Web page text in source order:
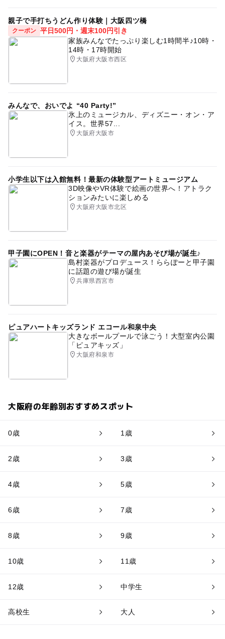
親子で手打ちうどん作り体験｜大阪四ツ橋
クーポン 平日500円・週末100円引き
家族みんなでたっぷり楽しむ1時間半♪10時・
14時・17時開始
大阪府大阪市西区
みんなで、おいでよ “40 Party!”
氷上のミュージカル、ディズニー・オン・ア
イス。世界57...
大阪府大阪市
小学生以下は入館無料！最新の体験型アートミュージアム
3D映像やVR体験で絵画の世界へ！アトラク
ションみたいに楽しめる
大阪府大阪市北区
甲子園にOPEN！音と楽器がテーマの屋内あそび場が誕生♪
島村楽器がプロデュース！ららぽーと甲子園
に話題の遊び場が誕生
兵庫県西宮市
ピュアハートキッズランド エコール和泉中央
大きなボールプールで泳ごう！大型室内公園
「ピュアキッズ」
大阪府和泉市
大阪府の年齢別おすすめスポット
0歳 1歳
2歳 3歳
4歳 5歳
6歳 7歳
8歳 9歳
10歳 11歳
12歳 中学生
高校生 大人